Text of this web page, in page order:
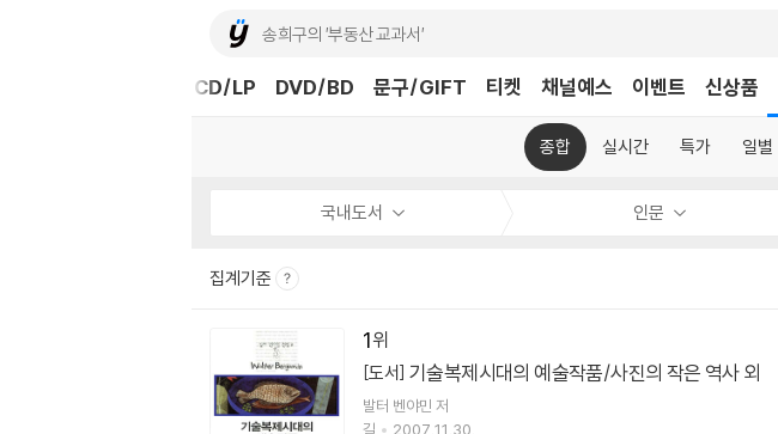
채널예스 이벤트 신상품
CD/LP DVD/BD 문구/GIFT 티켓
종합 실시간 특가 일별
국내도서 인문
집계기준
1
[도서] 기술복제시대의 예술작품/사진의 작은 역사 외
발터 벤야민 저
길
2007.11.30.